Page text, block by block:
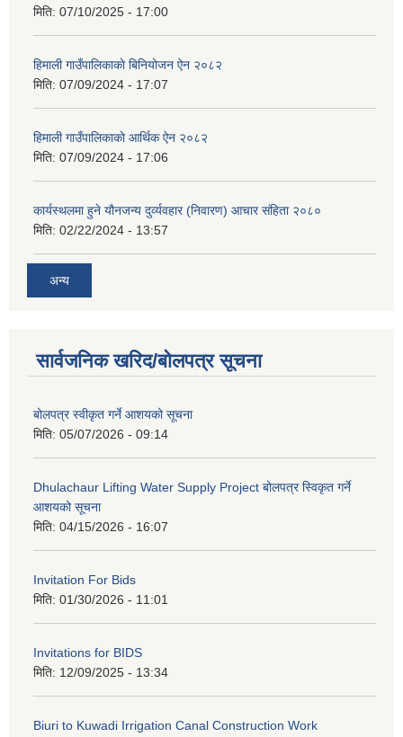
मिति: 07/10/2025 - 17:00
हिमाली गाउँपालिकाकाे बिनियोजन ऐन २०८२
मिति: 07/09/2024 - 17:07
हिमाली गाउँपालिकाकाे आर्थिक ऐन २०८२
मिति: 07/09/2024 - 17:06
कार्यस्थलमा हुने यौनजन्य दुर्व्यवहार (निवारण) आचार संहिता २०८०
मिति: 02/22/2024 - 13:57
अन्य
सार्वजनिक खरिद/बोलपत्र सूचना
बोलपत्र स्वीकृत गर्ने आशयको सूचना
मिति: 05/07/2026 - 09:14
Dhulachaur Lifting Water Supply Project बोलपत्र स्विकृत गर्ने
आशयको सूचना
मिति: 04/15/2026 - 16:07
Invitation For Bids
मिति: 01/30/2026 - 11:01
Invitations for BIDS
मिति: 12/09/2025 - 13:34
Biuri to Kuwadi Irrigation Canal Construction Work